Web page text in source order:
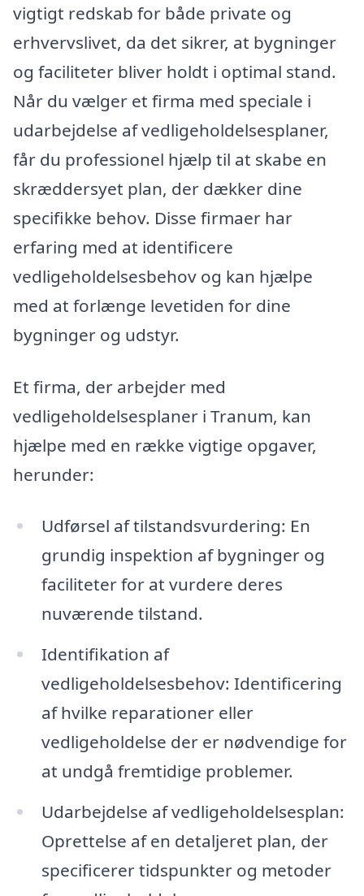
vigtigt redskab for både private og
erhvervslivet, da det sikrer, at bygninger
og faciliteter bliver holdt i optimal stand.
Når du vælger et firma med speciale i
udarbejdelse af vedligeholdelsesplaner,
får du professionel hjælp til at skabe en
skræddersyet plan, der dækker dine
specifikke behov. Disse firmaer har
erfaring med at identificere
vedligeholdelsesbehov og kan hjælpe
med at forlænge levetiden for dine
bygninger og udstyr.
Et firma, der arbejder med
vedligeholdelsesplaner i Tranum, kan
hjælpe med en række vigtige opgaver,
herunder:
Udførsel af tilstandsvurdering: En
grundig inspektion af bygninger og
faciliteter for at vurdere deres
nuværende tilstand.
Identifikation af
vedligeholdelsesbehov: Identificering
af hvilke reparationer eller
vedligeholdelse der er nødvendige for
at undgå fremtidige problemer.
Udarbejdelse af vedligeholdelsesplan:
Oprettelse af en detaljeret plan, der
specificerer tidspunkter og metoder